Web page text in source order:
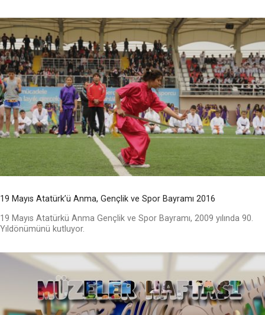
19 Mayıs Atatürk’ü Anma, Gençlik ve Spor Bayramı 2016
19 Mayıs Atatürkü Anma Gençlik ve Spor Bayramı, 2009 yılında 90.
Yıldönümünü kutluyor.